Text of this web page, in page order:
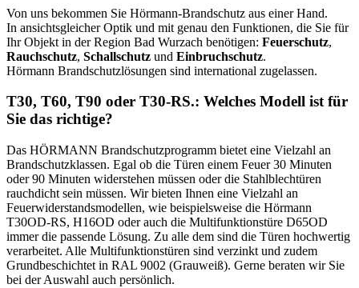
Von uns bekommen Sie Hörmann-Brandschutz aus einer Hand.
In ansichtsgleicher Optik und mit genau den Funktionen, die Sie für
Ihr Objekt in der Region Bad Wurzach benötigen: Feuerschutz,
Rauchschutz, Schallschutz und Einbruchschutz.
Hörmann Brandschutzlösungen sind international zugelassen.
T30, T60, T90 oder T30-RS.: Welches Modell ist für
Sie das richtige?
Das HÖRMANN Brandschutzprogramm bietet eine Vielzahl an
Brandschutzklassen. Egal ob die Türen einem Feuer 30 Minuten
oder 90 Minuten widerstehen müssen oder die Stahlblechtüren
rauchdicht sein müssen. Wir bieten Ihnen eine Vielzahl an
Feuerwiderstandsmodellen, wie beispielsweise die Hörmann
T30OD-RS, H16OD oder auch die Multifunktionstüre D65OD
immer die passende Lösung. Zu alle dem sind die Türen hochwertig
verarbeitet. Alle Multifunktionstüren sind verzinkt und zudem
Grundbeschichtet in RAL 9002 (Grauweiß). Gerne beraten wir Sie
bei der Auswahl auch persönlich.